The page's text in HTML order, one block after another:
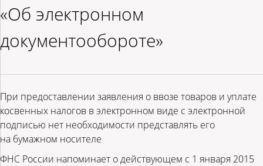
«Об электронном
документообороте»
При предоставлении заявления о ввозе товаров и уплате
косвенных налогов в электронном виде с электронной
подписью нет необходимости представлять его
на бумажном носителе
ФНС России напоминает о действующем с 1 января 2015